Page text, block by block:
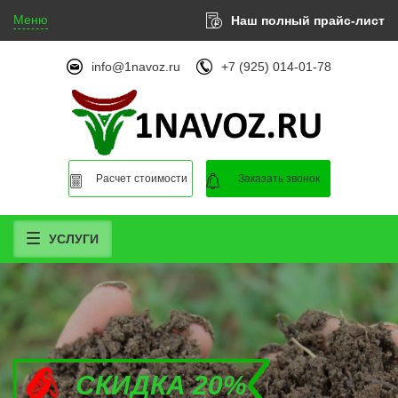
Меню Наш полный прайс-лист
info@1navoz.ru +7 (925) 014-01-78
Расчет стоимости Заказать звонок
УСЛУГИ
СКИДКА 20%
СКИДКА 20%
СКИДКА 20%